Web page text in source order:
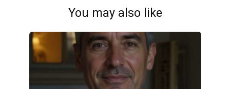
You may also like